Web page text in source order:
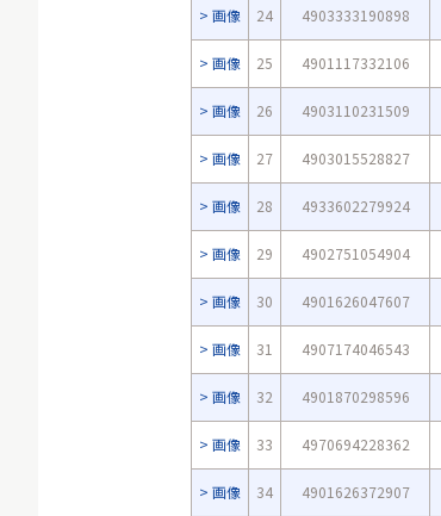
画像 24 4903333190898
画像 25 4901117332106
画像 26 4903110231509
画像 27 4903015528827
画像 28 4933602279924
画像 29 4902751054904
画像 30 4901626047607
画像 31 4907174046543
画像 32 4901870298596
画像 33 4970694228362
画像 34 4901626372907